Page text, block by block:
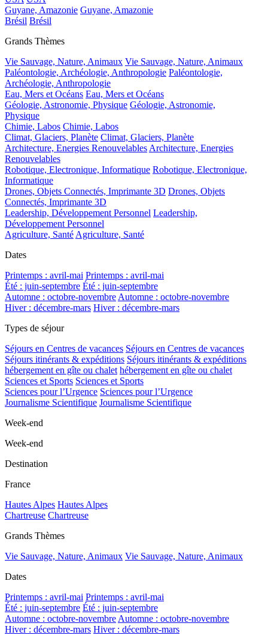
Guyane, Amazonie Guyane, Amazonie
Brésil Brésil
Grands Thèmes
Vie Sauvage, Nature, Animaux Vie Sauvage, Nature, Animaux
Paléontologie, Archéologie, Anthropologie Paléontologie,
Archéologie, Anthropologie
Eau, Mers et Océans Eau, Mers et Océans
Géologie, Astronomie, Physique Géologie, Astronomie,
Physique
Chimie, Labos Chimie, Labos
Climat, Glaciers, Planète Climat, Glaciers, Planète
Architecture, Energies Renouvelables Architecture, Energies
Renouvelables
Robotique, Electronique, Informatique Robotique, Electronique,
Informatique
Drones, Objets Connectés, Imprimante 3D Drones, Objets
Connectés, Imprimante 3D
Leadership, Développement Personnel Leadership,
Développement Personnel
Agriculture, Santé Agriculture, Santé
Dates
Printemps : avril-mai Printemps : avril-mai
Été : juin-septembre Été : juin-septembre
Automne : octobre-novembre Automne : octobre-novembre
Hiver : décembre-mars Hiver : décembre-mars
Types de séjour
Séjours en Centres de vacances Séjours en Centres de vacances
Séjours itinérants & expéditions Séjours itinérants & expéditions
hébergement en gîte ou chalet hébergement en gîte ou chalet
Sciences et Sports Sciences et Sports
Sciences pour l’Urgence Sciences pour l’Urgence
Journalisme Scientifique Journalisme Scientifique
Week-end
Week-end
Destination
France
Hautes Alpes Hautes Alpes
Chartreuse Chartreuse
Grands Thèmes
Vie Sauvage, Nature, Animaux Vie Sauvage, Nature, Animaux
Dates
Printemps : avril-mai Printemps : avril-mai
Été : juin-septembre Été : juin-septembre
Automne : octobre-novembre Automne : octobre-novembre
Hiver : décembre-mars Hiver : décembre-mars